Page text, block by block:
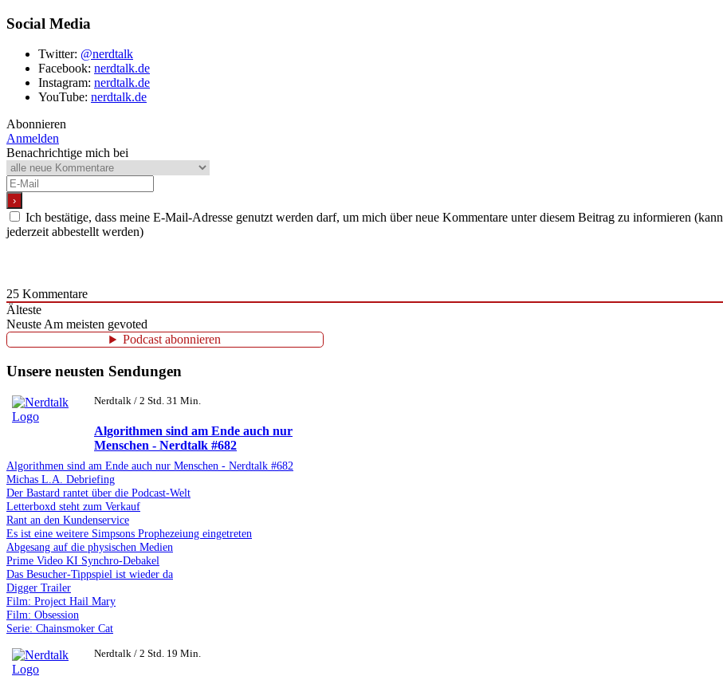
Social Media
Twitter: @nerdtalk
Facebook: nerdtalk.de
Instagram: nerdtalk.de
YouTube: nerdtalk.de
Abonnieren
Anmelden
Benachrichtige mich bei
Ich bestätige, dass meine E-Mail-Adresse genutzt werden darf, um mich über neue Kommentare unter diesem Beitrag zu informieren (kann
jederzeit abbestellt werden)
25 Kommentare
Älteste
Neuste Am meisten gevoted
Podcast abonnieren
Unsere neusten Sendungen
Nerdtalk / 2 Std. 31 Min.
Algorithmen sind am Ende auch nur
Menschen - Nerdtalk #682
Algorithmen sind am Ende auch nur Menschen - Nerdtalk #682
Michas L.A. Debriefing
Der Bastard rantet über die Podcast-Welt
Letterboxd steht zum Verkauf
Rant an den Kundenservice
Es ist eine weitere Simpsons Prophezeiung eingetreten
Abgesang auf die physischen Medien
Prime Video KI Synchro-Debakel
Das Besucher-Tippspiel ist wieder da
Digger Trailer
Film: Project Hail Mary
Film: Obsession
Serie: Chainsmoker Cat
Nerdtalk / 2 Std. 19 Min.